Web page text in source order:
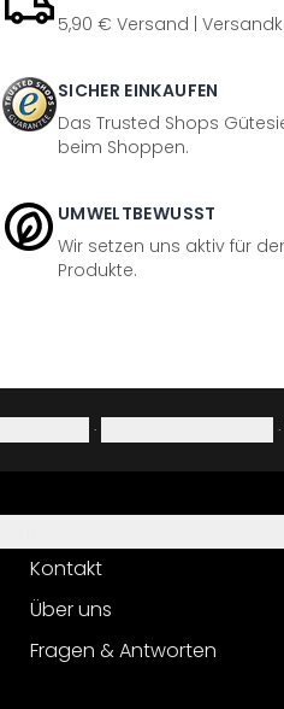
5,90 € Versand |
SICHER EINKAUFEN
Das Trusted Shops
beim Shoppen.
UMWELTBEWUSST
Wir setzen uns aktiv für
Produkte.
· ·
Kontakt
Über uns
Fragen & Antworten